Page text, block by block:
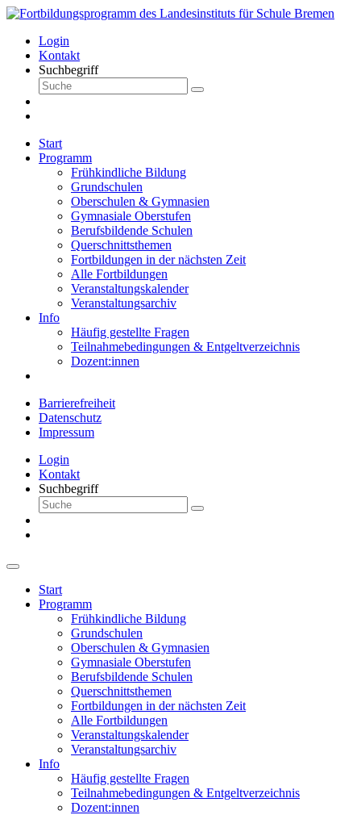
Login
Kontakt
Suchbegriff
Start
Programm
Frühkindliche Bildung
Grundschulen
Oberschulen & Gymnasien
Gymnasiale Oberstufen
Berufsbildende Schulen
Querschnittsthemen
Fortbildungen in der nächsten Zeit
Alle Fortbildungen
Veranstaltungskalender
Veranstaltungsarchiv
Info
Häufig gestellte Fragen
Teilnahmebedingungen & Entgeltverzeichnis
Dozent:innen
Barrierefreiheit
Datenschutz
Impressum
Login
Kontakt
Suchbegriff
Start
Programm
Frühkindliche Bildung
Grundschulen
Oberschulen & Gymnasien
Gymnasiale Oberstufen
Berufsbildende Schulen
Querschnittsthemen
Fortbildungen in der nächsten Zeit
Alle Fortbildungen
Veranstaltungskalender
Veranstaltungsarchiv
Info
Häufig gestellte Fragen
Teilnahmebedingungen & Entgeltverzeichnis
Dozent:innen